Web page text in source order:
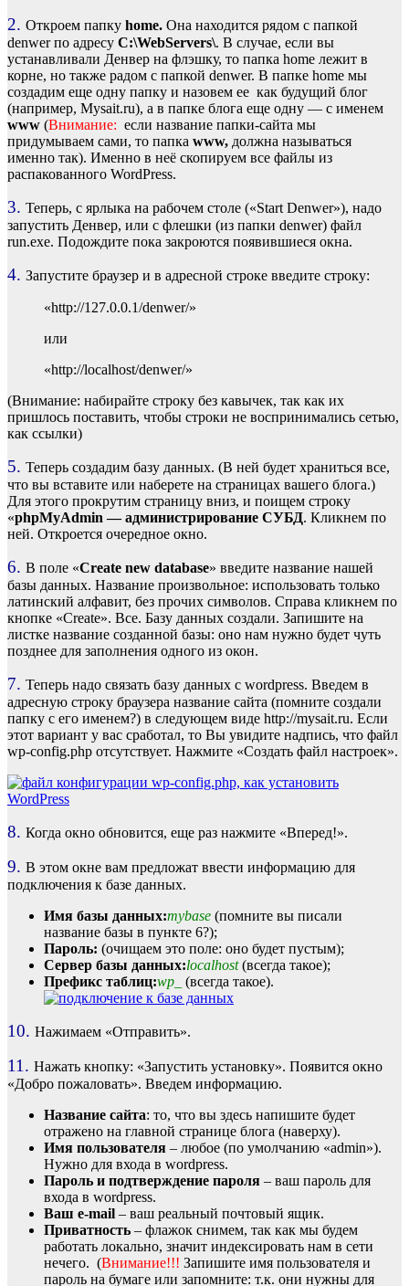
2. Откроем папку home. Она находится рядом с папкой
denwer по адресу С:\WebServers\. В случае, если вы
устанавливали Денвер на флэшку, то папка home лежит в
корне, но также радом с папкой denwer. В папке home мы
создадим еще одну папку и назовем ее как будущий блог
(например, Mysait.ru), а в папке блога еще одну — с именем
www (Внимание: если название папки-сайта мы
придумываем сами, то папка www, должна называться
именно так). Именно в неё скопируем все файлы из
распакованного WordPress.
3. Теперь, с ярлыка на рабочем столе («Start Denwer»), надо
запустить Денвер, или с флешки (из папки denwer) файл
run.exe. Подождите пока закроются появившиеся окна.
4. Запустите браузер и в адресной строке введите строку:
«http://127.0.0.1/denwer/»
или
«http://localhost/denwer/»
(Внимание: набирайте строку без кавычек, так как их
пришлось поставить, чтобы строки не воспринимались сетью,
как ссылки)
5. Теперь создадим базу данных. (В ней будет храниться все,
что вы вставите или наберете на страницах вашего блога.)
Для этого прокрутим страницу вниз, и поищем строку
«phpMyAdmin — администрирование СУБД. Кликнем по
ней. Откроется очередное окно.
6. В поле «Create new database» введите название нашей
базы данных. Название произвольное: использовать только
латинский алфавит, без прочих символов. Справа кликнем по
кнопке «Create». Все. Базу данных создали. Запишите на
листке название созданной базы: оно нам нужно будет чуть
позднее для заполнения одного из окон.
7. Теперь надо связать базу данных с wordpress. Введем в
адресную строку браузера название сайта (помните создали
папку с его именем?) в следующем виде http://mysait.ru. Если
этот вариант у вас сработал, то Вы увидите надпись, что файл
wp-config.php отсутствует. Нажмите «Создать файл настроек».
8. Когда окно обновится, еще раз нажмите «Вперед!».
9. В этом окне вам предложат ввести информацию для
подключения к базе данных.
Имя базы данных:mybase (помните вы писали
название базы в пункте 6?);
Пароль: (очищаем это поле: оно будет пустым);
Сервер базы данных:localhost (всегда такое);
Префикс таблиц:wp_ (всегда такое).
10. Нажимаем «Отправить».
11. Нажать кнопку: «Запустить установку». Появится окно
«Добро пожаловать». Введем информацию.
Название сайта: то, что вы здесь напишите будет
отражено на главной странице блога (наверху).
Имя пользователя – любое (по умолчанию «admin»).
Нужно для входа в wordpress.
Пароль и подтверждение пароля – ваш пароль для
входа в wordpress.
Ваш e-mail – ваш реальный почтовый ящик.
Приватность – флажок снимем, так как мы будем
работать локально, значит индексировать нам в сети
нечего. (Внимание!!! Запишите имя пользователя и
пароль на бумаге или запомните: т.к. они нужны для